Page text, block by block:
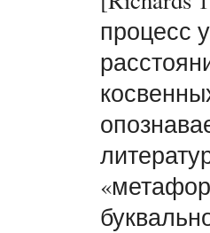
процесс